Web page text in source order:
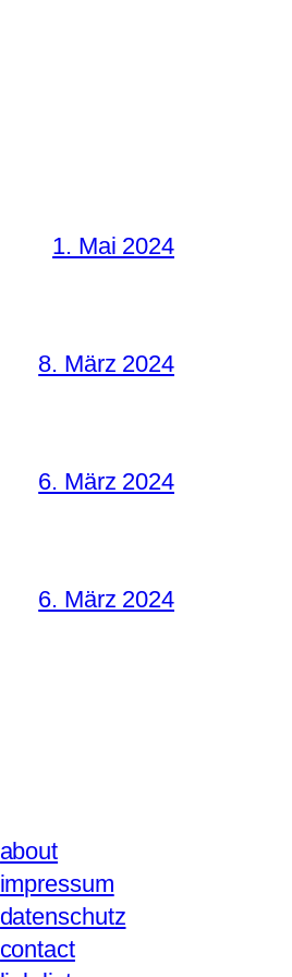
1. Mai 2024
8. März 2024
6. März 2024
6. März 2024
about
impressum
datenschutz
contact